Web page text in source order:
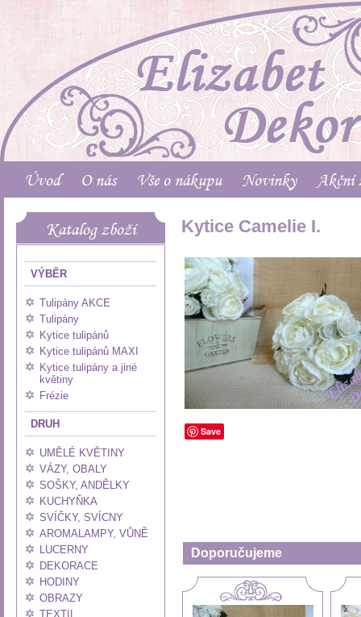
Úvod O nás Vše o nákupu Novinky Akční
Katalog zboží
VÝBĚR
Tulipány AKCE
Tulipány
Kytice tulipánů
Kytice tulipánů MAXI
Kytice tulipány a jiné
květiny
Frézie
DRUH
UMĚLÉ KVĚTINY
VÁZY, OBALY
SOŠKY, ANDĚLKY
KUCHYŇKA
SVÍČKY, SVÍCNY
AROMALAMPY, VŮNĚ
LUCERNY
DEKORACE
HODINY
OBRAZY
TEXTIL
Kytice Camelie I.
Save
Doporučujeme